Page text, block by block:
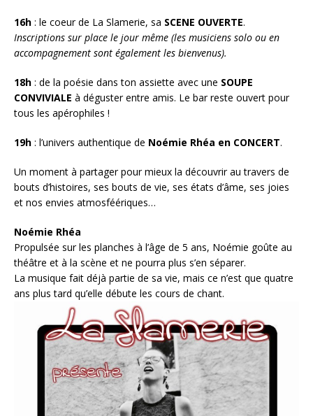
16h : le coeur de La Slamerie, sa SCENE OUVERTE.
Inscriptions sur place le jour même (les musiciens solo ou en
accompagnement sont également les bienvenus).
18h : de la poésie dans ton assiette avec une SOUPE
CONVIVIALE à déguster entre amis. Le bar reste ouvert pour
tous les apérophiles !
19h : l’univers authentique de Noémie Rhéa en CONCERT.
Un moment à partager pour mieux la découvrir au travers de
bouts d’histoires, ses bouts de vie, ses états d’âme, ses joies
et nos envies atmosféériques…
Noémie Rhéa
Propulsée sur les planches à l’âge de 5 ans, Noémie goûte au
théâtre et à la scène et ne pourra plus s’en séparer.
La musique fait déjà partie de sa vie, mais ce n’est que quatre
ans plus tard qu’elle débute les cours de chant.